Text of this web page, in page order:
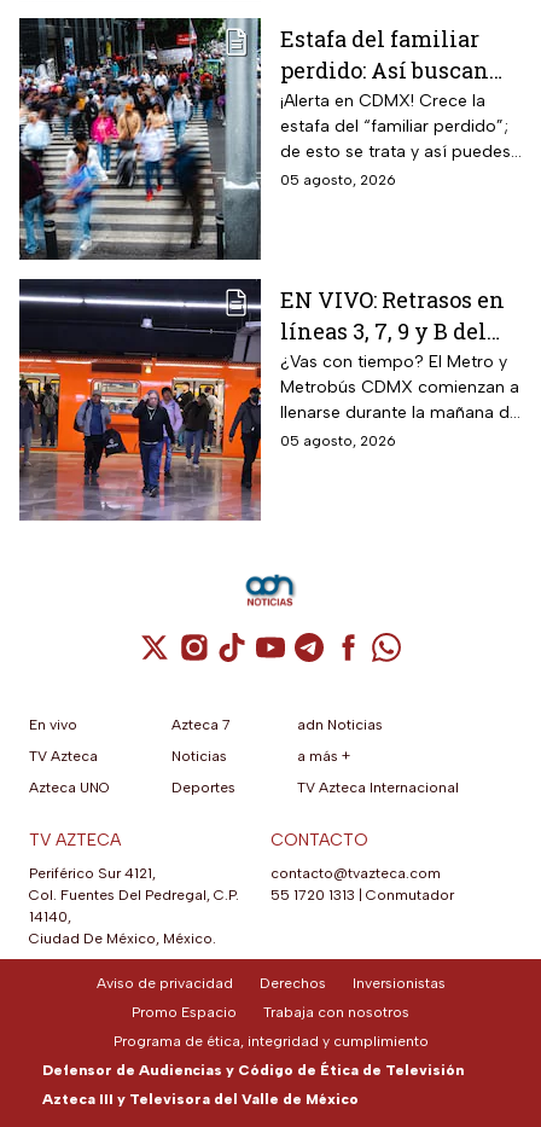
Estafa del familiar
perdido: Así buscan
engancharte
mientras caminas en
CDMX
¡Alerta en CDMX! Crece la
estafa del “familiar perdido”;
de esto se trata y así puedes
proteger tu dinero y datos
05 agosto, 2026
EN VIVO: Retrasos en
líneas 3, 7, 9 y B del
Metro CDMX;
Metrobús sin
afectaciones hoy 5 de
agosto
¿Vas con tiempo? El Metro y
Metrobús CDMX comienzan a
llenarse durante la mañana de
este miércoles; te contamos
05 agosto, 2026
Cuenta de X / Twitter (se abre en una
Cuenta de Instagram (se abre en una
Cuenta de TikTok (se abre en
Cuenta de YouTube (se abre
Cuenta de Telegram (se
Cuenta de
Cuenta de
En vivo
TV Azteca
Azteca UNO
Azteca 7
Noticias
Deportes
adn Noticias
a más +
TV Azteca Internacional
TV AZTECA
Periférico Sur 4121,
Col. Fuentes Del Pedregal, C.P.
14140,
Ciudad De México, México.
CONTACTO
contacto@tvazteca.com
55 1720 1313
Conmutador
Aviso de privacidad Derechos
Inversionistas
Promo Espacio
Trabaja con nosotros
Programa de ética, integridad y cumplimiento
Defensor de Audiencias y Código de Ética de Televisión
Azteca III y Televisora del Valle de México